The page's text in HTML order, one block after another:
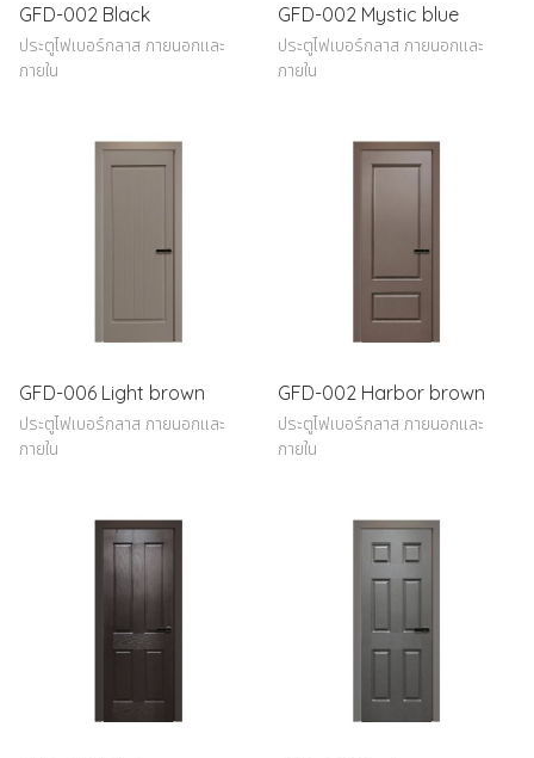
GFD-002 Black
ประตูไฟเบอร์กลาส ภายนอกและ
ภายใน
GFD-002 Mystic blue
ประตูไฟเบอร์กลาส ภายนอกและ
ภายใน
GFD-006 Light brown
ประตูไฟเบอร์กลาส ภายนอกและ
ภายใน
GFD-002 Harbor brown
ประตูไฟเบอร์กลาส ภายนอกและ
ภายใน